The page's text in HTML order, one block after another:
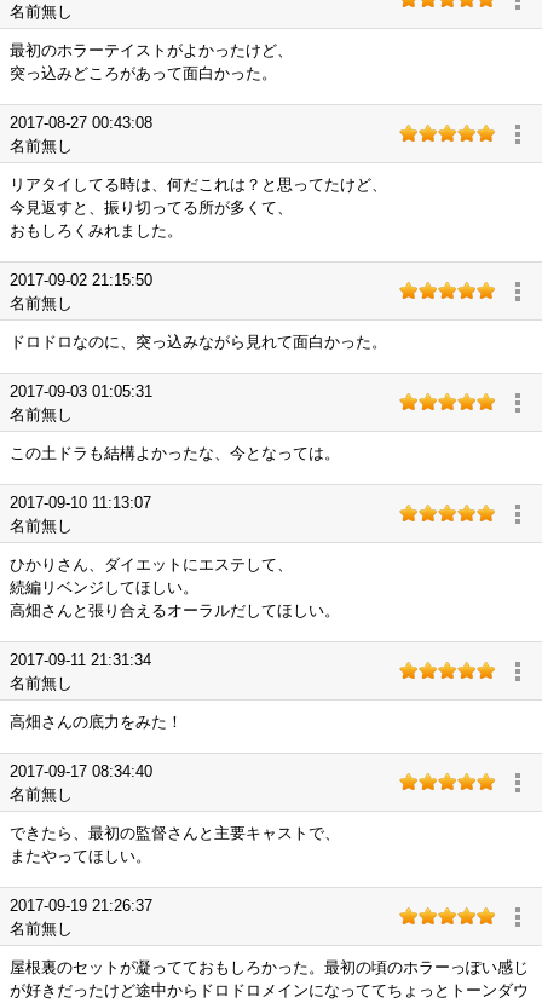
名前無し
最初のホラーテイストがよかったけど、
突っ込みどころがあって面白かった。
2017-08-27 00:43:08
名前無し
リアタイしてる時は、何だこれは？と思ってたけど、
今見返すと、振り切ってる所が多くて、
おもしろくみれました。
2017-09-02 21:15:50
名前無し
ドロドロなのに、突っ込みながら見れて面白かった。
2017-09-03 01:05:31
名前無し
この土ドラも結構よかったな、今となっては。
2017-09-10 11:13:07
名前無し
ひかりさん、ダイエットにエステして、
続編リベンジしてほしい。
高畑さんと張り合えるオーラルだしてほしい。
2017-09-11 21:31:34
名前無し
高畑さんの底力をみた！
2017-09-17 08:34:40
名前無し
できたら、最初の監督さんと主要キャストで、
またやってほしい。
2017-09-19 21:26:37
名前無し
屋根裏のセットが凝ってておもしろかった。最初の頃のホラーっぽい感じ
が好きだったけど途中からドロドロメインになっててちょっとトーンダウ